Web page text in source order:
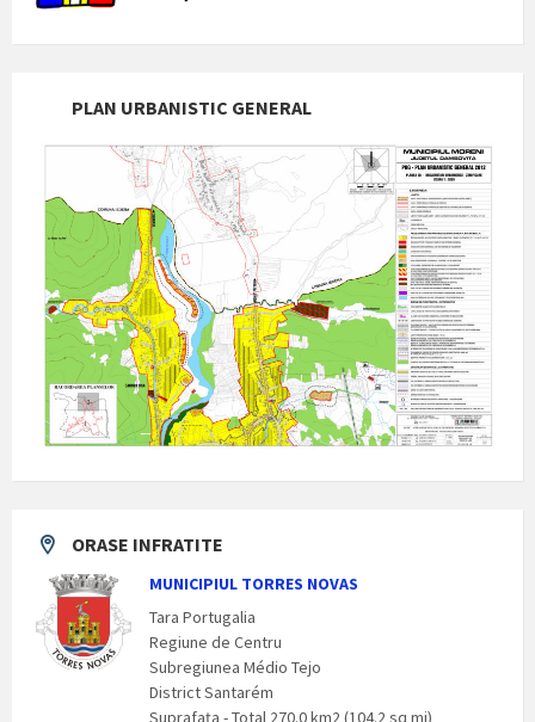
PLAN URBANISTIC GENERAL
ORASE INFRATITE
MUNICIPIUL TORRES NOVAS
Tara Portugalia
Regiune de Centru
Subregiunea Médio Tejo
District Santarém
Suprafaţa - Total 270.0 km2 (104.2 sq mi)